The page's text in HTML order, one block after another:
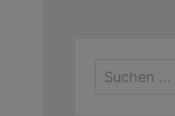
Suchen